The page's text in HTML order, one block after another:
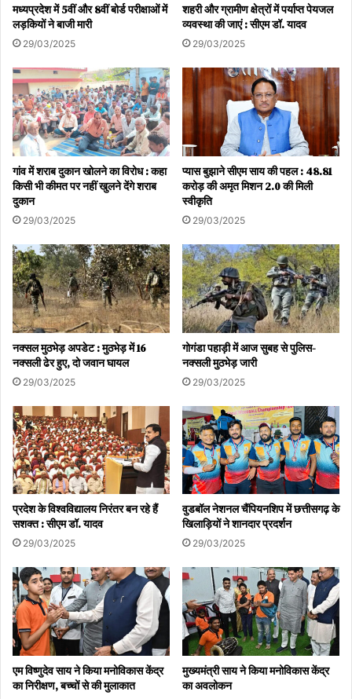
मध्यप्रदेश में 5वीं और 8वीं बोर्ड परीक्षाओं में
लड़कियों ने बाजी मारी
29/03/2025
शहरी और ग्रामीण क्षेत्रों में पर्याप्त पेयजल
व्यवस्था की जाएं : सीएम डॉ. यादव
29/03/2025
गांव में शराब दुकान खोलने का विरोध : कहा
किसी भी कीमत पर नहीं खुलने देंगे शराब
दुकान
29/03/2025
प्यास बुझाने सीएम साय की पहल : 48.81
करोड़ की अमृत मिशन 2.0 की मिली
स्वीकृति
29/03/2025
नक्सल मुठभेड़ अपडेट : मुठभेड़ में 16
नक्सली ढेर हुए, दो जवान घायल
29/03/2025
गोगंडा पहाड़ी में आज सुबह से पुलिस-
नक्सली मुठभेड़ जारी
29/03/2025
प्रदेश के विश्वविद्यालय निरंतर बन रहे हैं
सशक्त : सीएम डॉ. यादव
29/03/2025
वुडबॉल नेशनल चैंपियनशिप में छत्तीसगढ़ के
खिलाड़ियों ने शानदार प्रदर्शन
29/03/2025
एम विष्णुदेव साय ने किया मनोविकास केंद्र
का निरीक्षण, बच्चों से की मुलाकात
मुख्यमंत्री साय ने किया मनोविकास केंद्र
का अवलोकन